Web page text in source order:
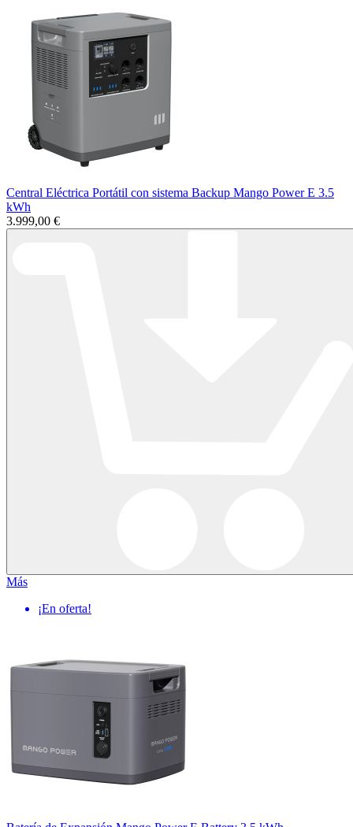
Central Eléctrica Portátil con sistema Backup Mango Power E 3.5
kWh
3.999,00 €
Más
¡En oferta!